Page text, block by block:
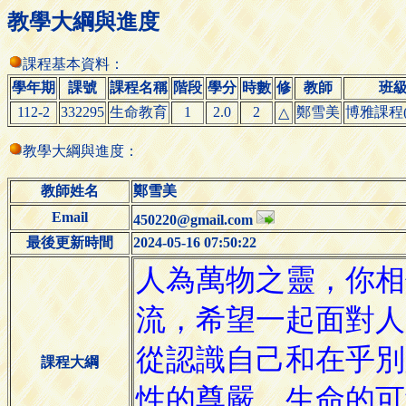
教學大綱與進度
課程基本資料：
學年期
課號 課程名稱 階段 學分 時數 修 教師
班
112-2
332295 生命教育 1 2.0 2 △ 鄭雪美 博雅課
教學大綱與進度：
教師姓名
鄭雪美
Email
450220@gmail.com
最後更新時間
2024-05-16 07:50:22
課程大綱